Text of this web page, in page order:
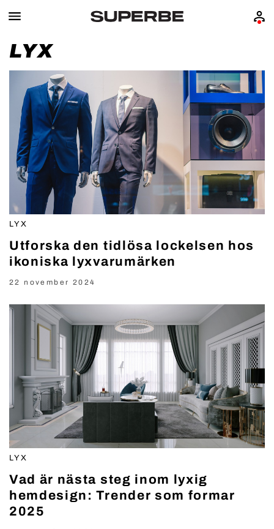
LYX
LYX
Utforska den tidlösa lockelsen hos
ikoniska lyxvarumärken
22 november 2024
LYX
Vad är nästa steg inom lyxig
hemdesign: Trender som formar
2025